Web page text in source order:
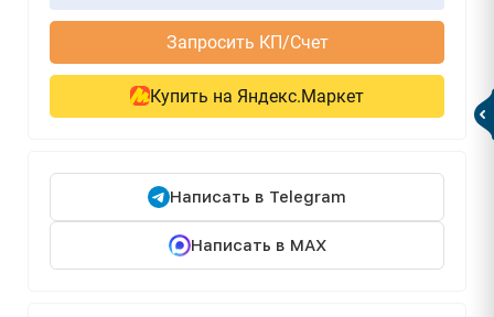
Запросить КП/Счет
Купить на Яндекс.Маркет
Написать в Telegram
Написать в MAX